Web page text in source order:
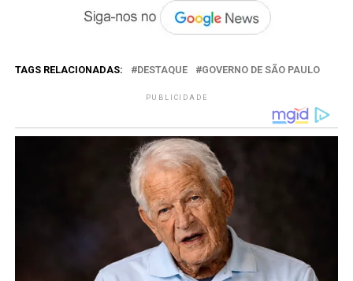
TAGS RELACIONADAS: DESTAQUE GOVERNO DE SÃO PAULO
PUBLICIDADE